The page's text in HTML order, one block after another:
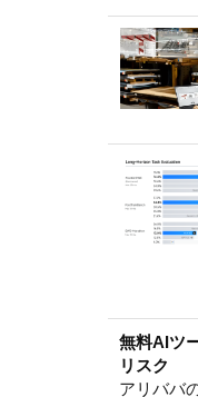
無料AIツ
リスク
アリババ